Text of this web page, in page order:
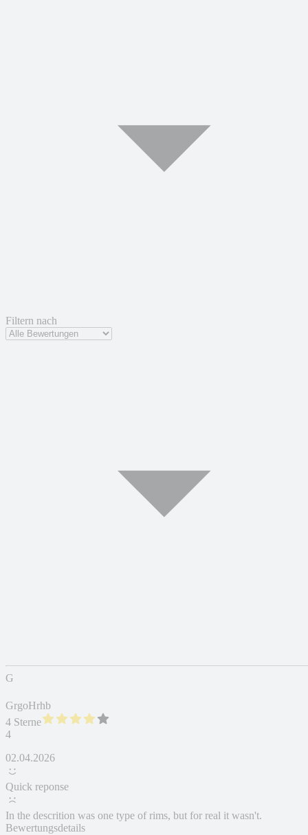
Filtern nach
G
GrgoHrhb
4 Sterne
4
02.04.2026
Quick reponse
In the descrition was one type of rims, but for real it wasn't.
Bewertungsdetails